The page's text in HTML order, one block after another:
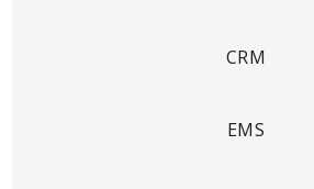
CRM
EMS